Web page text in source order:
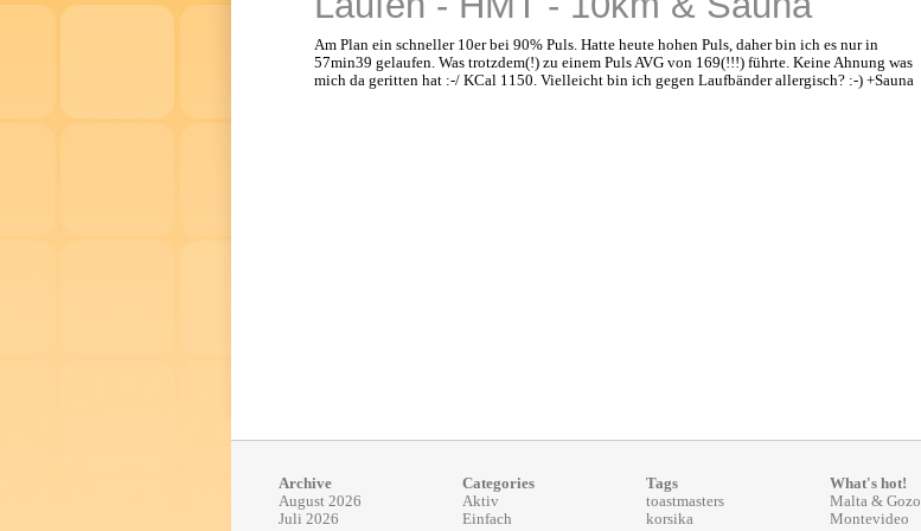
Am Plan ein schneller 10er bei 90% Puls. Hatte heute hohen Puls, daher bin ich es nur in
57min39 gelaufen. Was trotzdem(!) zu einem Puls AVG von 169(!!!) führte. Keine Ahnung was
mich da geritten hat :-/ KCal 1150. Vielleicht bin ich gegen Laufbänder allergisch? :-) +Sauna
Archive
August 2026
Juli 2026
Categories
Aktiv
Einfach
Tags
toastmasters
korsika
What's hot!
Malta & Gozo
Montevideo